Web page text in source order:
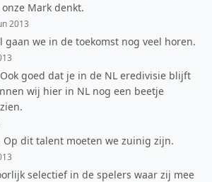
Mark denkt.
2013
gaan we in de toekomst nog veel horen.
goed dat je in de NL eredivisie blijft
wij hier in NL nog een beetje
dit talent moeten we zuinig zijn.
selectief in de spelers waar zij mee